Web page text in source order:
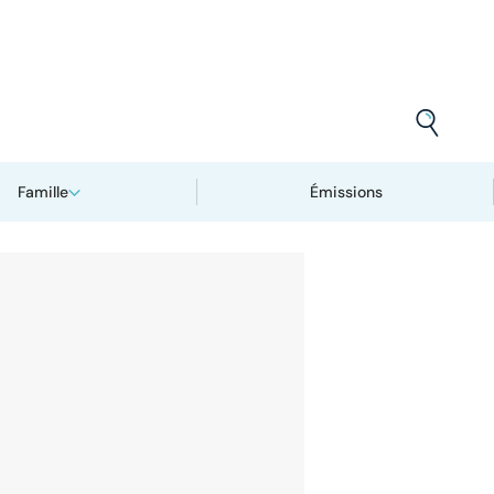
Famille Émissions